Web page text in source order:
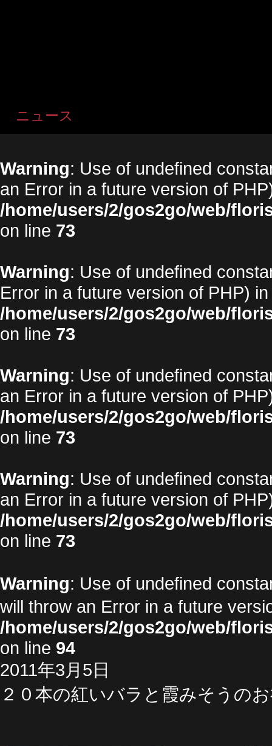
ニュース
Warning: Use of undefined
an Error in a future version of
/home/users/2/gos2go/web/
on line 73
Warning: Use of undefined
Error in a future version of PHP) in
/home/users/2/gos2go/web/
on line 73
Warning: Use of undefined
an Error in a future version of
/home/users/2/gos2go/web/
on line 73
Warning: Use of undefined
an Error in a future version of
/home/users/2/gos2go/web/
on line 73
Warning: Use of undefined
will throw an Error in a future
/home/users/2/gos2go/web/
on line 94
2011年3月5日
２０本の紅いバラと霞みそうの